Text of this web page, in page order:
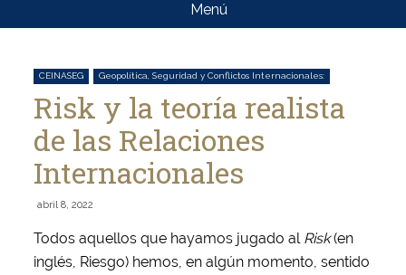
CEINASEG
Menú
CEINASEG Geopolítica, Seguridad y Conflictos Internacionales:
Risk y la teoría realista
de las Relaciones
Internacionales
abril 8, 2022
Todos aquellos que hayamos jugado al Risk(en
inglés, Riesgo) hemos, en algún momento, sentido